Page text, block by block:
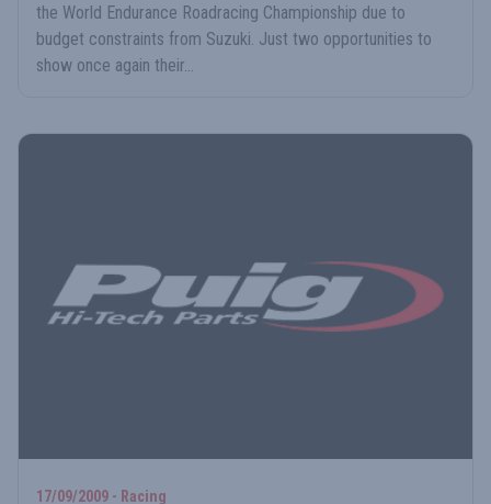
the World Endurance Roadracing Championship due to
budget constraints from Suzuki. Just two opportunities to
show once again their...
17/09/2009 - Racing